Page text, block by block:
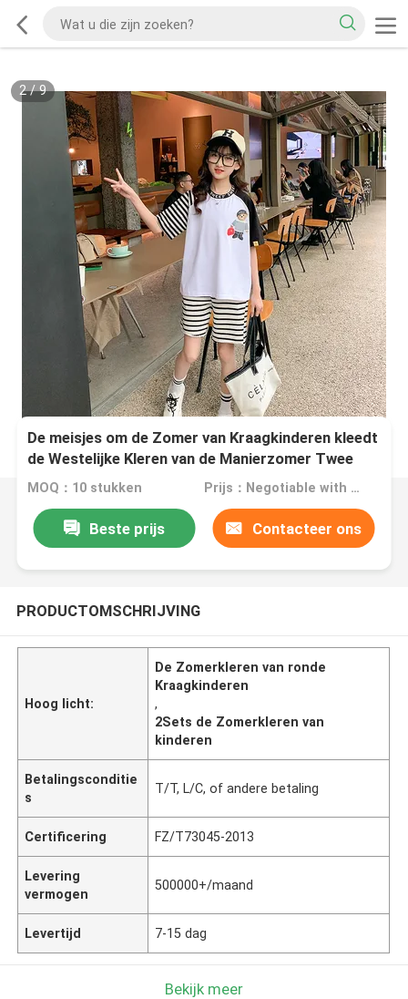
2/9
De meisjes om de Zomer van Kraagkinderen kleedt
de Westelijke Kleren van de Manierzomer Twee
Reeksen
MOQ：10 stukken Prijs：Negotiable with sales
Beste prijs Contacteer ons
PRODUCTOMSCHRIJVING
Hoog licht:
De Zomerkleren van ronde
Kraagkinderen
,
2Sets de Zomerkleren van
kinderen
Betalingsconditie
s
T/T, L/C, of ​​andere betaling
Certificering FZ/T73045-2013
Levering
vermogen
500000+/maand
Levertijd 7-15 dag
Bekijk meer